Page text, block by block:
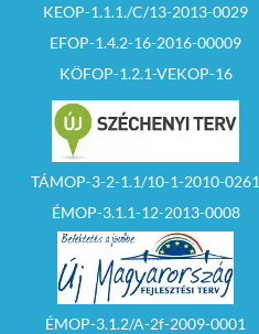
KEOP-1.1.1./C/13-2013-0029
EFOP-1.4.2-16-2016-00009
KÖFOP-1.2.1-VEKOP-16
TÁMOP-3-2-1.1/10-1-2010-0261
ÉMOP-3.1.1-12-2013-0008
ÉMOP-3.1.2/A-2f-2009-0001